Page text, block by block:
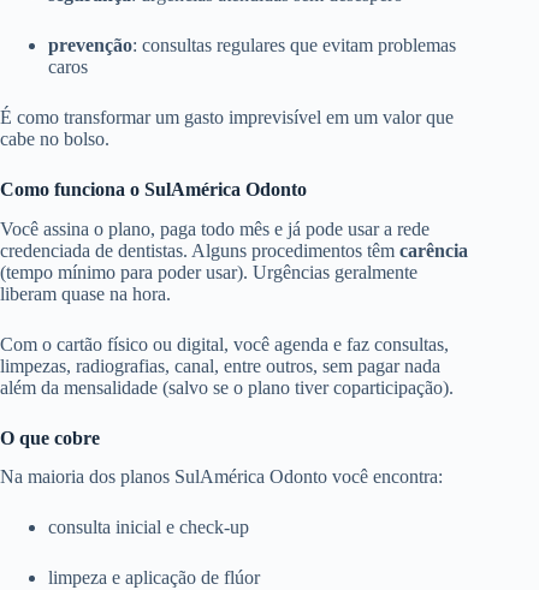
prevenção: consultas regulares que evitam problemas
caros
É como transformar um gasto imprevisível em um valor que
cabe no bolso.
Como funciona o SulAmérica Odonto
Você assina o plano, paga todo mês e já pode usar a rede
credenciada de dentistas. Alguns procedimentos têm carência
(tempo mínimo para poder usar). Urgências geralmente
liberam quase na hora.
Com o cartão físico ou digital, você agenda e faz consultas,
limpezas, radiografias, canal, entre outros, sem pagar nada
além da mensalidade (salvo se o plano tiver coparticipação).
O que cobre
Na maioria dos planos SulAmérica Odonto você encontra:
consulta inicial e check-up
limpeza e aplicação de flúor